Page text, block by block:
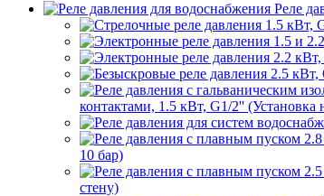
Реле
контактами, 1.5 кВт, G1/2'' (Установка
10 бар)
стену)